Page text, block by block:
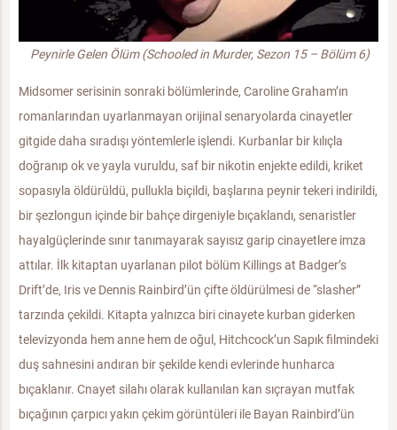
Peynirle Gelen Ölüm (Schooled in Murder, Sezon 15 – Bölüm 6)
Midsomer serisinin sonraki bölümlerinde, Caroline Graham’ın
romanlarından uyarlanmayan orijinal senaryolarda cinayetler
gitgide daha sıradışı yöntemlerle işlendi. Kurbanlar bir kılıçla
doğranıp ok ve yayla vuruldu, saf bir nikotin enjekte edildi, kriket
sopasıyla öldürüldü, pullukla biçildi, başlarına peynir tekeri indirildi,
bir şezlongun içinde bir bahçe dirgeniyle bıçaklandı, senaristler
hayalgüçlerinde sınır tanımayarak sayısız garip cinayetlere imza
attılar. İlk kitaptan uyarlanan pilot bölüm Killings at Badger’s
Drift’de, Iris ve Dennis Rainbird’ün çifte öldürülmesi de “slasher”
tarzında çekildi. Kitapta yalnızca biri cinayete kurban giderken
televizyonda hem anne hem de oğul, Hitchcock’un Sapık filmindeki
duş sahnesini andıran bir şekilde kendi evlerinde hunharca
bıçaklanır. Cnayet silahı olarak kullanılan kan sıçrayan mutfak
bıçağının çarpıcı yakın çekim görüntüleri ile Bayan Rainbird’ün